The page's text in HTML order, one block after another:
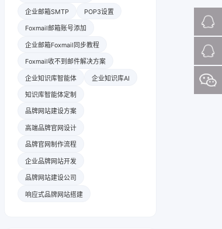
企业邮箱SMTP POP3设置
Foxmail邮箱账号添加
企业邮箱Foxmail同步教程
Foxmail收不到邮件解决方案
企业知识库智能体 企业知识库AI
知识库智能体定制
品牌网站建设方案
高端品牌官网设计
品牌官网制作流程
企业品牌网站开发
品牌网站建设公司
响应式品牌网站搭建